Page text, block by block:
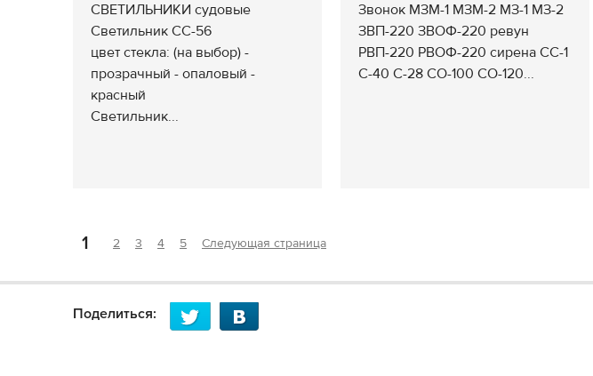
СВЕТИЛЬНИКИ судовые
Светильник СС-56
цвет стекла: (на выбор) -
прозрачный - опаловый -
красный
Светильник...
Звонок МЗМ-1 МЗМ-2 МЗ-1 МЗ-2
ЗВП-220 ЗВОФ-220 ревун
РВП-220 РВОФ-220 сирена СС-1
С-40 С-28 СО-100 СО-120...
1 2 3 4 5 Следующая страница
Поделиться: